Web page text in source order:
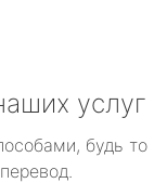
услуг
будь то